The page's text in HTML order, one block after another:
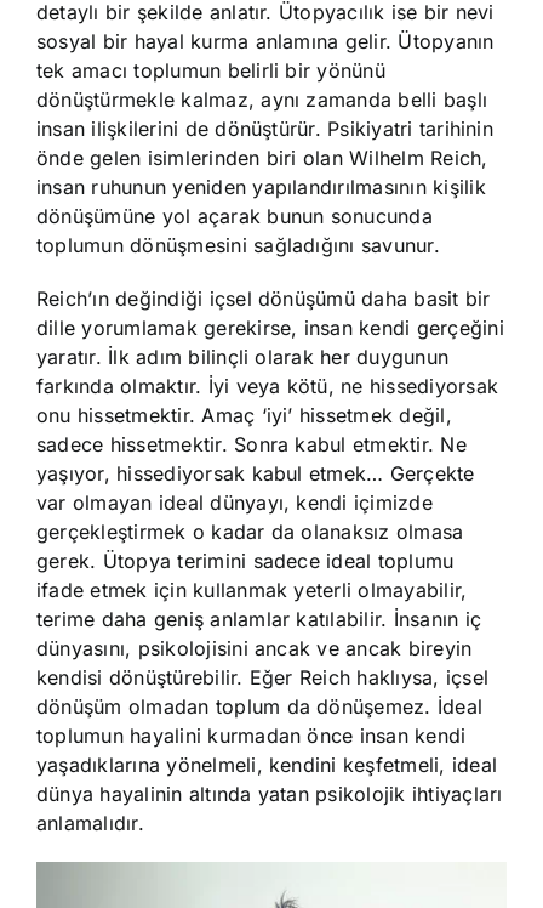
detaylı bir şekilde anlatır. Ütopyacılık ise bir nevi
sosyal bir hayal kurma anlamına gelir. Ütopyanın
tek amacı toplumun belirli bir yönünü
dönüştürmekle kalmaz, aynı zamanda belli başlı
insan ilişkilerini de dönüştürür. Psikiyatri tarihinin
önde gelen isimlerinden biri olan Wilhelm Reich,
insan ruhunun yeniden yapılandırılmasının kişilik
dönüşümüne yol açarak bunun sonucunda
toplumun dönüşmesini sağladığını savunur.
Reich’ın değindiği içsel dönüşümü daha basit bir
dille yorumlamak gerekirse, insan kendi gerçeğini
yaratır. İlk adım bilinçli olarak her duygunun
farkında olmaktır. İyi veya kötü, ne hissediyorsak
onu hissetmektir. Amaç ‘iyi’ hissetmek değil,
sadece hissetmektir. Sonra kabul etmektir. Ne
yaşıyor, hissediyorsak kabul etmek… Gerçekte
var olmayan ideal dünyayı, kendi içimizde
gerçekleştirmek o kadar da olanaksız olmasa
gerek. Ütopya terimini sadece ideal toplumu
ifade etmek için kullanmak yeterli olmayabilir,
terime daha geniş anlamlar katılabilir. İnsanın iç
dünyasını, psikolojisini ancak ve ancak bireyin
kendisi dönüştürebilir. Eğer Reich haklıysa, içsel
dönüşüm olmadan toplum da dönüşemez. İdeal
toplumun hayalini kurmadan önce insan kendi
yaşadıklarına yönelmeli, kendini keşfetmeli, ideal
dünya hayalinin altında yatan psikolojik ihtiyaçları
anlamalıdır.